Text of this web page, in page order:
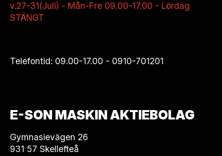
v.27-31(Juli) - Mån-Fre 09.00-17.00 - Lördag
STÄNGT
Telefontid: 09.00-17.00 - 0910-701201
E-SON MASKIN AKTIEBOLAG
Gymnasievägen 26
931 57 Skellefteå